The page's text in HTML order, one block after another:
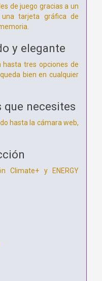
de juego gracias a un
tarjeta gráfica de
y elegante
hasta tres opciones de
bien en cualquier
que necesites
hasta la cámara web,
Climate+ y ENERGY